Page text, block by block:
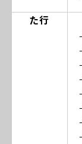
た行